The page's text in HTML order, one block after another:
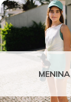
MENINA